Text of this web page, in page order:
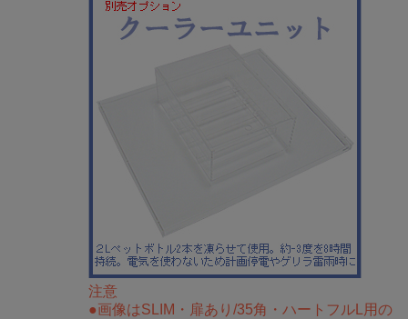
注意
●画像はSLIM・扉あり/35角・ハートフルL用の